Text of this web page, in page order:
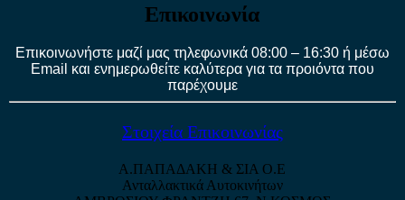
Επικοινωνία
Επικοινωνήστε μαζί μας τηλεφωνικά 08:00 – 16:30 ή μέσω
Email και ενημερωθείτε καλύτερα για τα προιόντα που
παρέχουμε
Στοιχεία Επικοινωνίας
Α.ΠΑΠΑΔΑΚΗ & ΣΙΑ Ο.Ε
Ανταλλακτικά Αυτοκινήτων